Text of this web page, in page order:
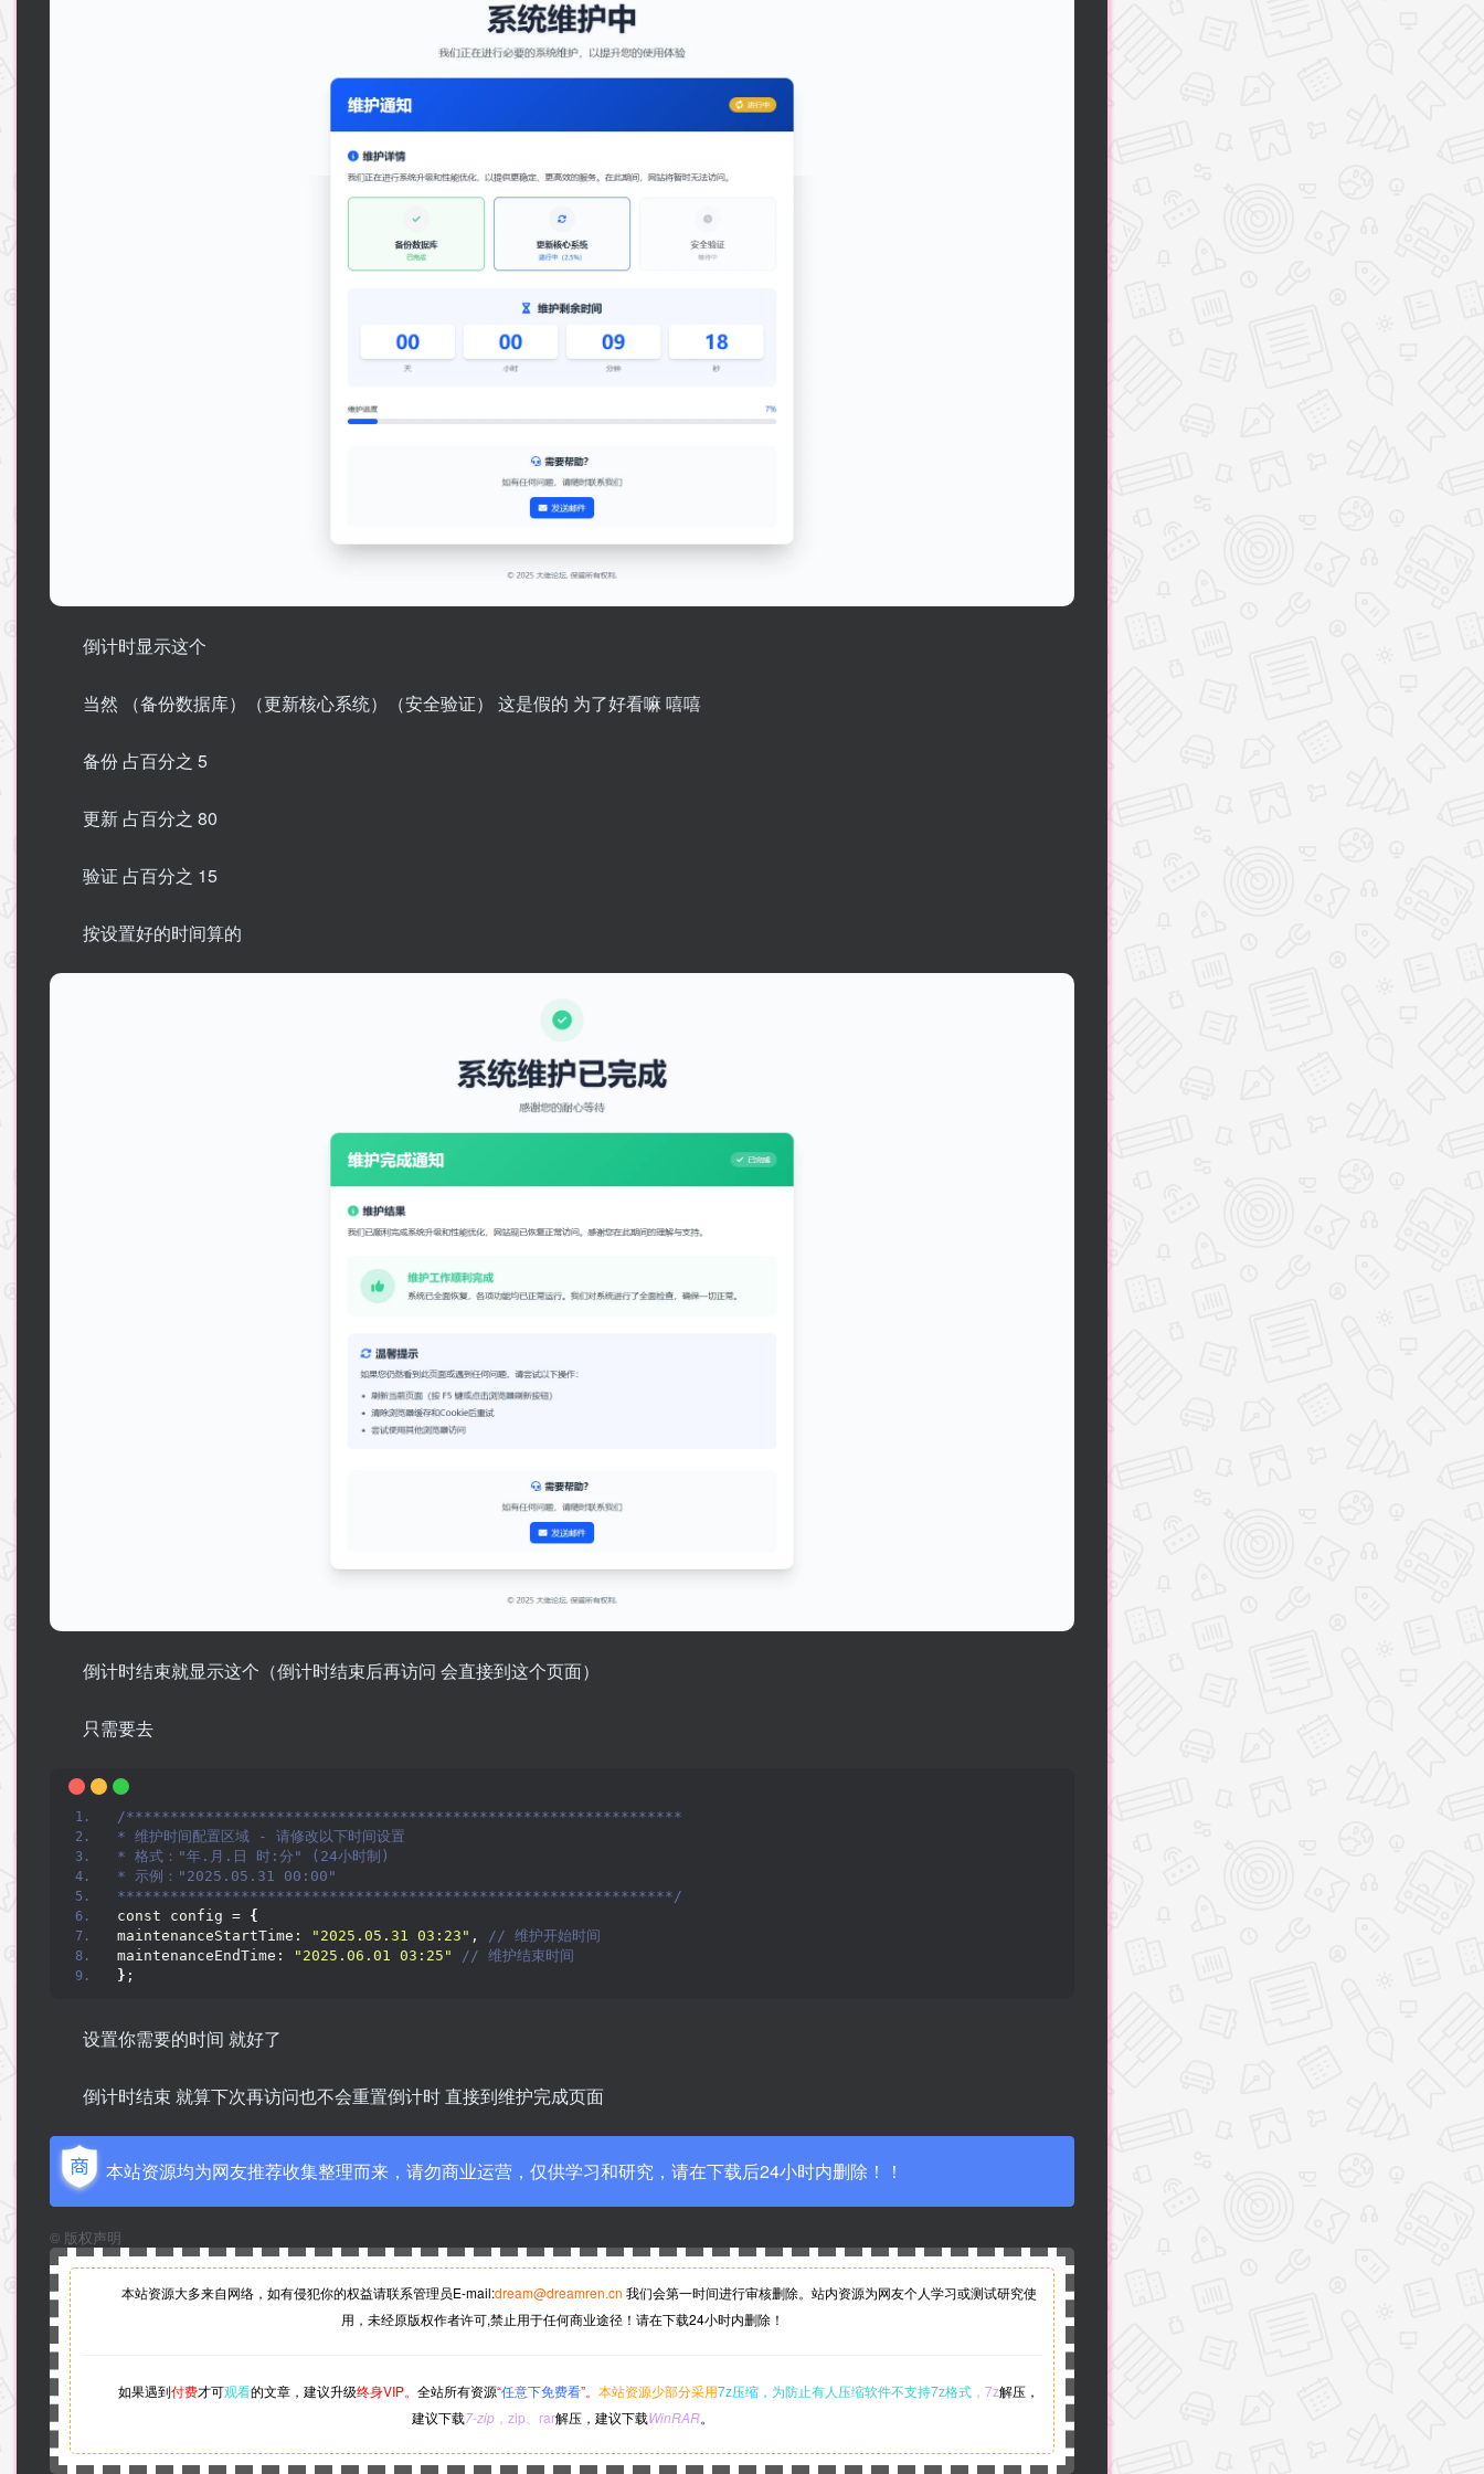
倒计时显示这个
当然 （备份数据库）（更新核心系统）（安全验证） 这是假的 为了好看嘛 嘻嘻
备份 占百分之 5
更新 占百分之 80
验证 占百分之 15
按设置好的时间算的
倒计时结束就显示这个（倒计时结束后再访问 会直接到这个页面）
只需要去
/***************************************************************
* 维护时间配置区域 - 请修改以下时间设置
* 格式："年.月.日 时:分" (24小时制)
* 示例："2025.05.31 00:00"
***************************************************************/
const config = {
maintenanceStartTime:
"2025.05.31 03:23" ,
// 维护开始时间
maintenanceEndTime:
"2025.06.01 03:25"
// 维护结束时间
} ;
设置你需要的时间 就好了
倒计时结束 就算下次再访问也不会重置倒计时 直接到维护完成页面
本站资源均为网友推荐收集整理而来，请勿商业运营，仅供学习和研究，请在下载后24小时内删除！！
© 版权声明
本站资源大多来自网络，如有侵犯你的权益请联系管理员E-mail:dream@dreamren.cn 我们会第一时间进行审核删除。站内资源为网友个人学习或测试研究使
用，未经原版权作者许可,禁止用于任何商业途径！请在下载24小时内删除！
如果遇到付费才可观看的文章，建议升级终身VIP。 全站所有资源“任意下免费看”。 本站资源少部分采用7z压缩， 为防止有人压缩软件不支持7z格式 ，7z解压，
建议下载7-zip，zip、rar解压，建议下载WinRAR。